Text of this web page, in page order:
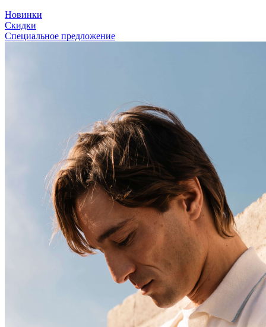
Новинки
Скидки
Специальное предложение